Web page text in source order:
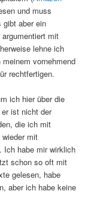
und muss
gibt aber ein
mit
lehne ich
vornehmend
rechtfertigen.
ich hier über die
ist nicht der
die ich mit
mit
Ich habe mir wirklich
schon so oft mit
gelesen, habe
aber ich habe keine